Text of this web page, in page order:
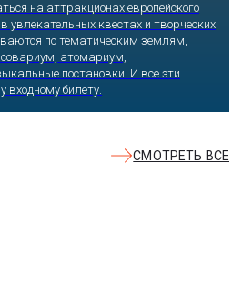
на аттракционах европейского
увлекательных квестах и творческих
по тематическим землям,
атомариум,
постановки. И все эти
входному билету.
СМОТРЕТЬ ВСЕ